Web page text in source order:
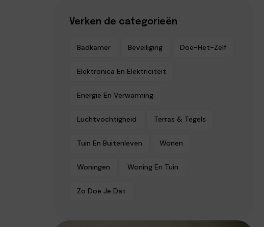
Verken de categorieën
Badkamer Beveiliging Doe-Het-Zelf
Elektronica En Elektriciteit
Energie En Verwarming
Luchtvochtigheid Terras & Tegels
Tuin En Buitenleven Wonen
Woningen Woning En Tuin
Zo Doe Je Dat